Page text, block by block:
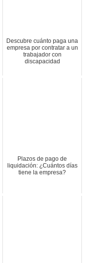
Descubre cuánto paga una
empresa por contratar a un
trabajador con
discapacidad
Plazos de pago de
liquidación: ¿Cuántos días
tiene la empresa?